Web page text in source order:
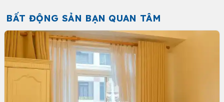
BẤT ĐỘNG SẢN BẠN QUAN TÂM